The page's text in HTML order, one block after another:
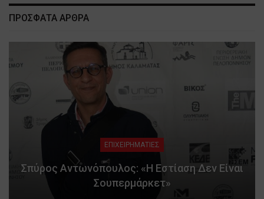
ΠΡΟΣΦΑΤΑ ΑΡΘΡΑ
ΕΠΙΧΕΙΡΗΜΑΤΙΕΣ
Σπύρος Αντωνόπουλος: «Η Εστίαση Δεν Είναι
Σουπερμάρκετ»